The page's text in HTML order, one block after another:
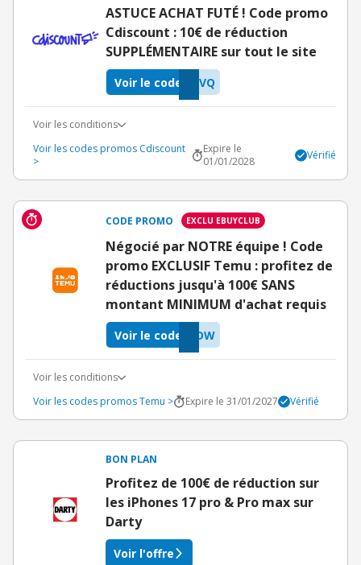
ASTUCE ACHAT FUTÉ ! Code promo
Cdiscount : 10€ de réduction
SUPPLÉMENTAIRE sur tout le site
QVQ
Voir le code
Voir les conditions
Voir les codes promos Cdiscount
>
Expire le
01/01/2028
Vérifié
CODE PROMO EXCLU EBUYCLUB
Négocié par NOTRE équipe ! Code
promo EXCLUSIF Temu : profitez de
réductions jusqu'à 100€ SANS
montant MINIMUM d'achat requis
IDW
Voir le code
Voir les conditions
Voir les codes promos Temu >
Expire le 31/01/2027 Vérifié
BON PLAN
Profitez de 100€ de réduction sur
les iPhones 17 pro & Pro max sur
Darty
Voir l'offre